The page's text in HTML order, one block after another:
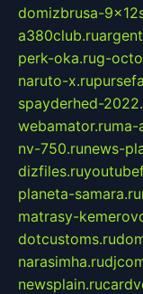
domizbrusa-
a380club.ru
perk-oka.rug-
naruto-x.ru
spayderhed-
webamator.ruma-
nv-750.runews-
dizfiles.ru
planeta-samara.ru
matrasy-
dotcustoms.ru
narasimha.ru
newsplain.ru